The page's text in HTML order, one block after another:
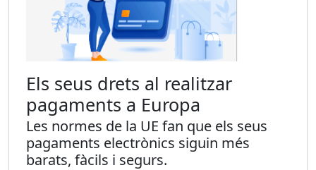
Els seus drets al realitzar
pagaments a Europa
Les normes de la UE fan que els seus
pagaments electrònics siguin més
barats, fàcils i segurs.